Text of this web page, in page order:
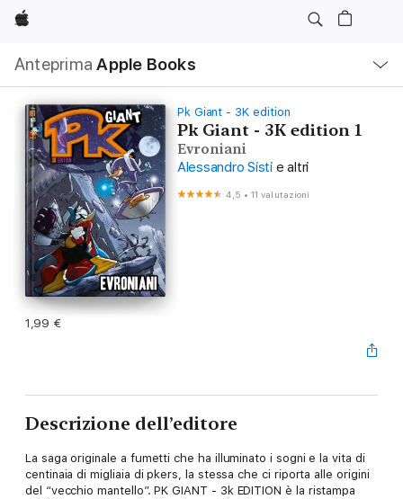
Apple
Anteprima Apple Books
locale
Apri
Menu
Pk Giant - 3K edition
Pk Giant - 3K edition 1
Evroniani
Alessandro Sisti e altri
4,5 •11 valutazioni
1,99 €
Descrizione dell’editore
La saga originale a fumetti che ha illuminato i sogni e la vita di
centinaia di migliaia di pkers, la stessa che ci riporta alle origini
del “vecchio mantello”. PK GIANT - 3k EDITION è la ristampa